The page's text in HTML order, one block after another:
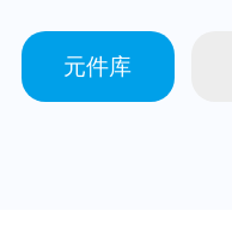
元件库